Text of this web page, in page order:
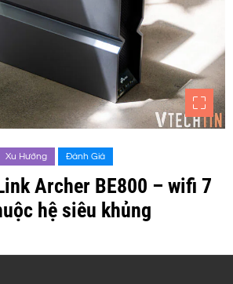
Xu Hướng Đánh Giá
Archer BE800 – wifi 7
hệ siêu khủng